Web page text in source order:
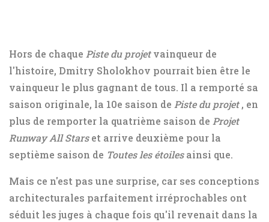
Hors de chaque Piste du projetvainqueur de
l'histoire, Dmitry Sholokhov pourrait bien être le
vainqueur le plus gagnant de tous. Il a remporté sa
saison originale, la 10e saison de Piste du projet, en
plus de remporter la quatrième saison de Projet
Runway All Starset arrive deuxième pour la
septième saison de Toutes les étoilesainsi que.
Mais ce n'est pas une surprise, car ses conceptions
architecturales parfaitement irréprochables ont
séduit les juges à chaque fois qu'il revenait dans la